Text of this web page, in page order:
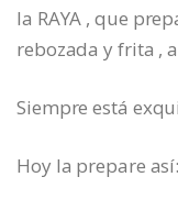
la RAYA , que
rebozada y frita ,
Siempre está
Hoy la prepare así: